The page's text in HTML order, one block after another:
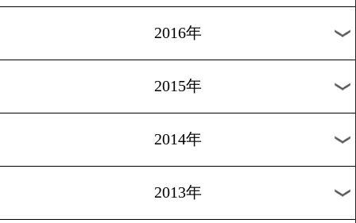
2023年